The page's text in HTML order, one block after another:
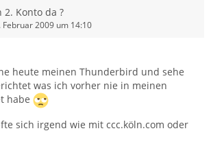
2. Konto da ?
Februar 2009 um 14:10
heute meinen Thunderbird und sehe
was ich vorher nie in meinen
habe
sich irgend wie mit ccc.köln.com oder